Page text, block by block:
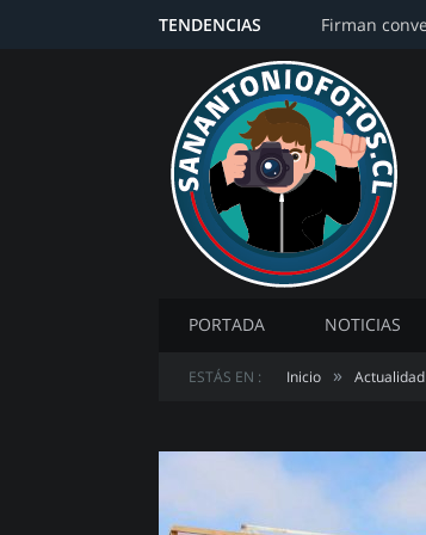
TENDENCIAS
PORTADA NOTICIAS
ESTÁS EN : Inicio » Actualidad